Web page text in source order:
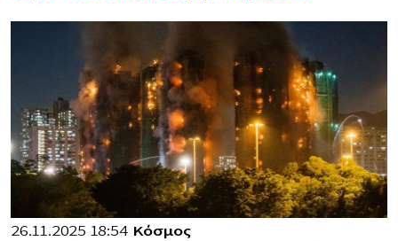
26.11.2025 18:54 Κόσμος